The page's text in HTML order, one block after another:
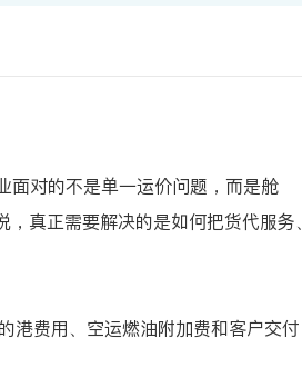
面对的不是单一运价问题，而是舱
真正需要解决的是如何把货代服务、
港费用、空运燃油附加费和客户交付